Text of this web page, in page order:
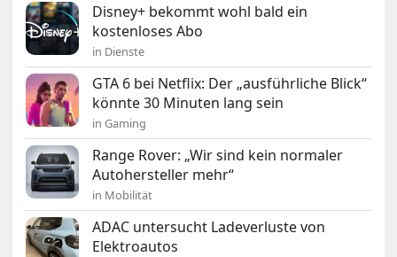
Disney+ bekommt wohl bald ein
kostenloses Abo
in Dienste
GTA 6 bei Netflix: Der „ausführliche Blick“
könnte 30 Minuten lang sein
in Gaming
Range Rover: „Wir sind kein normaler
Autohersteller mehr“
in Mobilität
ADAC untersucht Ladeverluste von
Elektroautos